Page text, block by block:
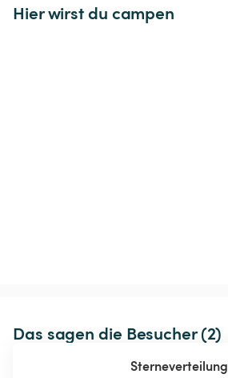
Hier wirst du campen
Das sagen die Besucher (2)
Sterneverteilung